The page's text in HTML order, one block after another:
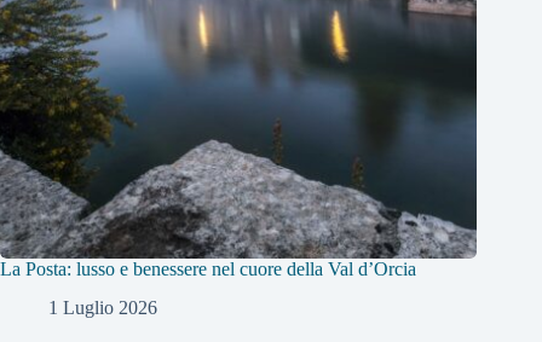
La Posta: lusso e benessere nel cuore della Val d’Orcia
1 Luglio 2026